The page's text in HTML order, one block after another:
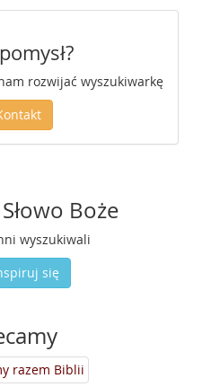
rozwijać wyszukiwarkę
Boże
wyszukiwali
się